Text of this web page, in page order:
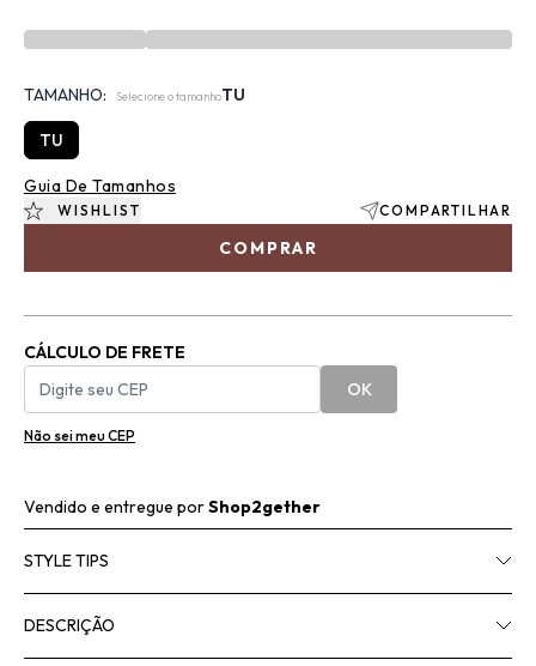
TAMANHO: Selecione o tamanhoTU
TU
COMPRAR
WISHLIST COMPARTILHAR
Guia De Tamanhos
CÁLCULO DE FRETE
OK
Não sei meu CEP
Vendido e entregue porShop2gether
STYLE TIPS
DESCRIÇÃO